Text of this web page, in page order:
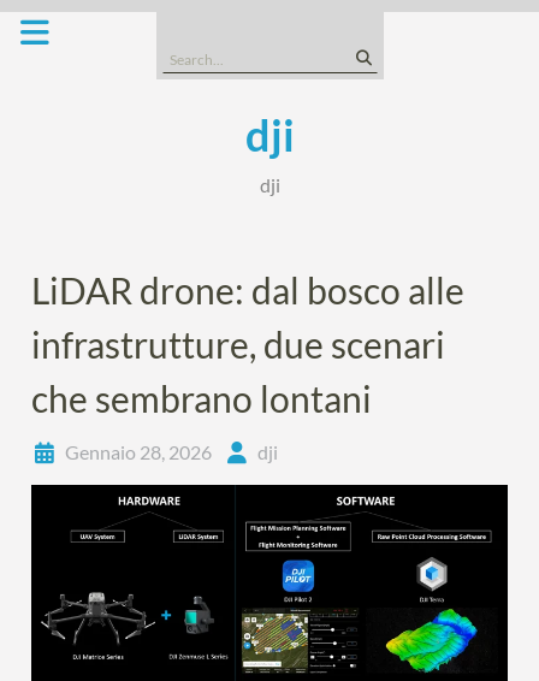
Skip
Search
for:
dji
dji
LiDAR drone: dal bosco alle
infrastrutture, due scenari
che sembrano lontani
Gennaio 28, 2026 dji